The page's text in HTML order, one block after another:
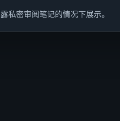
私密审阅笔记的情况下展示。